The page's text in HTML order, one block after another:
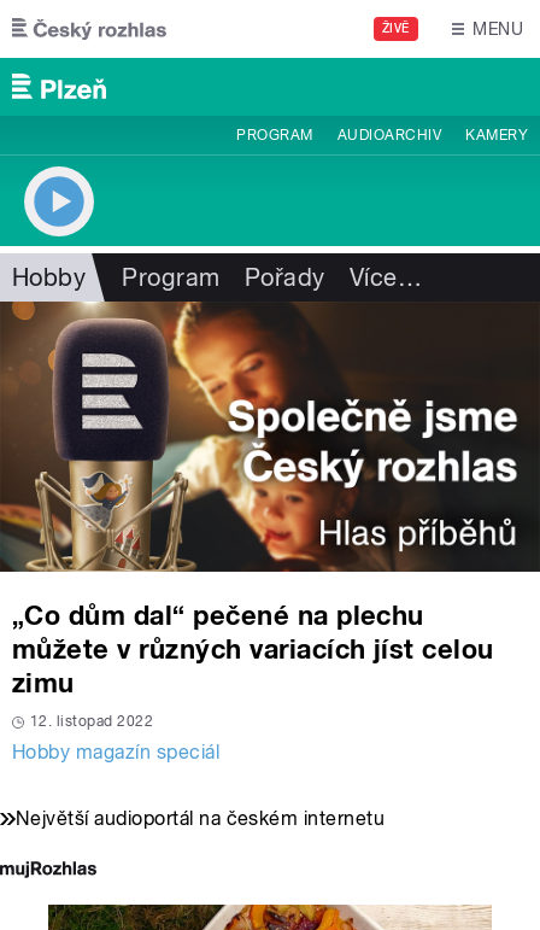
Přejít k hlavnímu obsahu
ŽIVĚ MENU
PROGRAM AUDIOARCHIV KAMERY
Hobby Program Pořady Více…
„Co dům dal“ pečené na plechu
můžete v různých variacích jíst celou
zimu
12. listopad 2022
Hobby magazín speciál
Největší audioportál na českém internetu